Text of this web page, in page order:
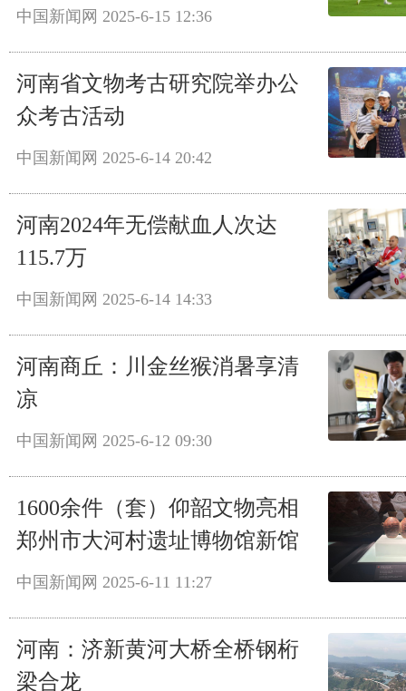
中国新闻网 2025-6-15 12:36
河南省文物考古研究院举办公
众考古活动
中国新闻网 2025-6-14 20:42
河南2024年无偿献血人次达
115.7万
中国新闻网 2025-6-14 14:33
河南商丘：川金丝猴消暑享清
凉
中国新闻网 2025-6-12 09:30
1600余件（套）仰韶文物亮相
郑州市大河村遗址博物馆新馆
中国新闻网 2025-6-11 11:27
河南：济新黄河大桥全桥钢桁
梁合龙